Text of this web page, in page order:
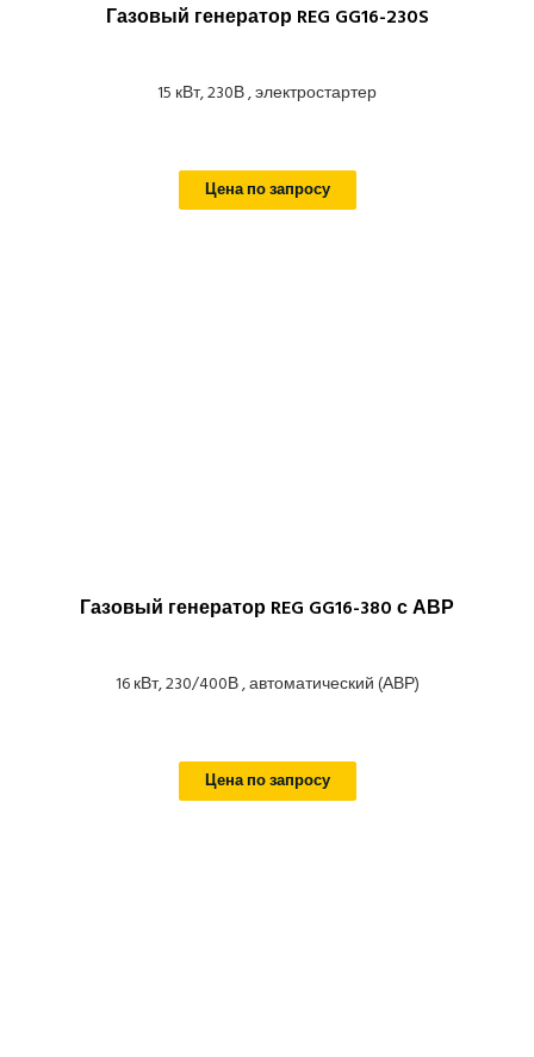
Газовый генератор REG GG16-230S
15 кВт, 230В , электростартер
Цена по запросу
Газовый генератор REG GG16-380 с АВР
16 кВт, 230/400В , автоматический (АВР)
Цена по запросу